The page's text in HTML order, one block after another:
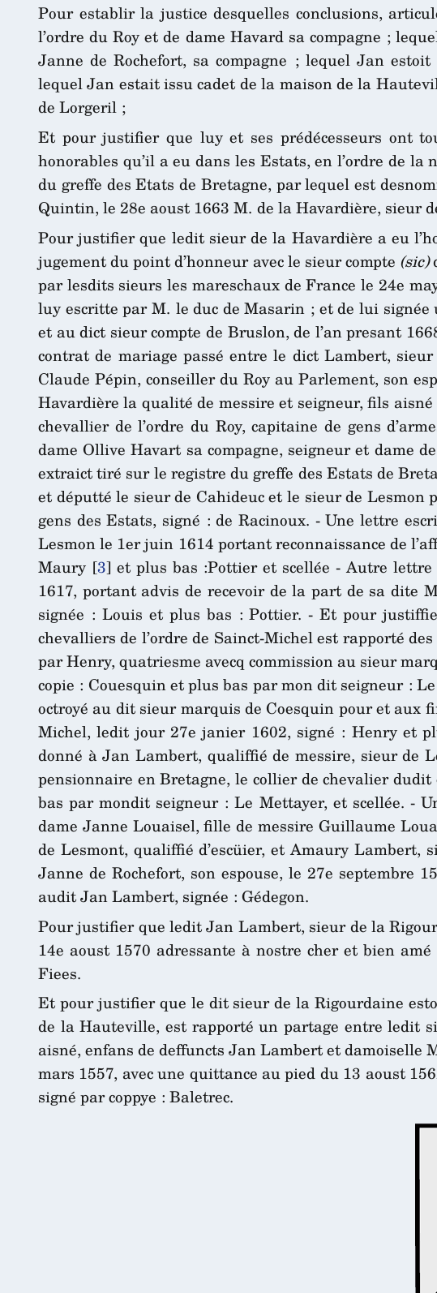
Pour establir la justice desquelles conclusions,
l’ordre du Roy et de dame Havard sa compagne ;
Janne de Rochefort, sa compagne ; lequel Jan
lequel Jan estait issu cadet de la maison de la
de Lorgeril ;
Et pour justifier que luy et ses prédécesseurs ont
honorables qu’il a eu dans les Estats, en l’ordre de
du greffe des Etats de Bretagne, par lequel est
Quintin, le 28e aoust 1663 M. de la Havardière, sieur
Pour justifier que ledit sieur de la Havardière a eu
jugement du point d’honneur avec le sieur compte (sic)
par lesdits sieurs les mareschaux de France le 24e
luy escritte par M. le duc de Masarin ; et de lui
et au dict sieur compte de Bruslon, de l’an presant
contrat de mariage passé entre le dict Lambert,
Claude Pépin, conseiller du Roy au Parlement, son
Havardière la qualité de messire et seigneur, fils
chevallier de l’ordre du Roy, capitaine de gens
dame Ollive Havart sa compagne, seigneur et dame
extraict tiré sur le registre du greffe des Estats de
et députté le sieur de Cahideuc et le sieur de Lesmon
gens des Estats, signé : de Racinoux. - Une lettre
Lesmon le 1er juin 1614 portant reconnaissance de
Maury [3] et plus bas :Pottier et scellée - Autre
1617, portant advis de recevoir de la part de sa dite
signée : Louis et plus bas : Pottier. - Et pour
chevalliers de l’ordre de Sainct-Michel est rapporté
par Henry, quatriesme avecq commission au sieur
copie : Couesquin et plus bas par mon dit seigneur :
octroyé au dit sieur marquis de Coesquin pour et aux
Michel, ledit jour 27e janier 1602, signé : Henry et
donné à Jan Lambert, qualiffié de messire, sieur de
pensionnaire en Bretagne, le collier de chevalier
bas par mondit seigneur : Le Mettayer, et scellée. -
dame Janne Louaisel, fille de messire Guillaume
de Lesmont, qualiffié d’escüier, et Amaury
Janne de Rochefort, son espouse, le 27e septembre
audit Jan Lambert, signée : Gédegon.
Pour justifier que ledit Jan Lambert, sieur de la
14e aoust 1570 adressante à nostre cher et bien
Fiees.
Et pour justifier que le dit sieur de la Rigourdaine
de la Hauteville, est rapporté un partage entre ledit
aisné, enfans de deffuncts Jan Lambert et damoiselle
mars 1557, avec une quittance au pied du 13 aoust
signé par coppye : Baletrec.